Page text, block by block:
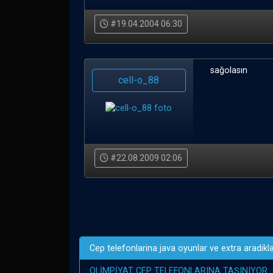
#19.04.2004 06:30
cell-o_88
sağolasın
#22.08.2009 02:06
Cep telefonlarina java oyunlar ve extra
OLİMPİYAT CEP TELEFONLARINA TAŞINIYOR